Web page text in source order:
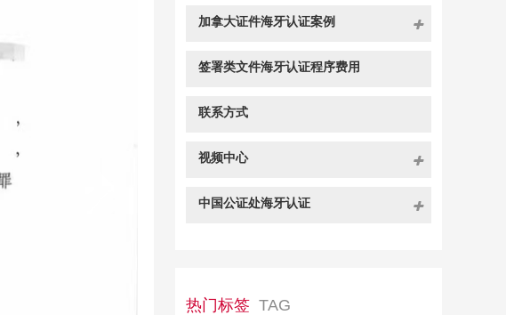
加拿大证件海牙认证案例
签署类文件海牙认证程序费用
联系方式
视频中心
中国公证处海牙认证
热门标签 TAG